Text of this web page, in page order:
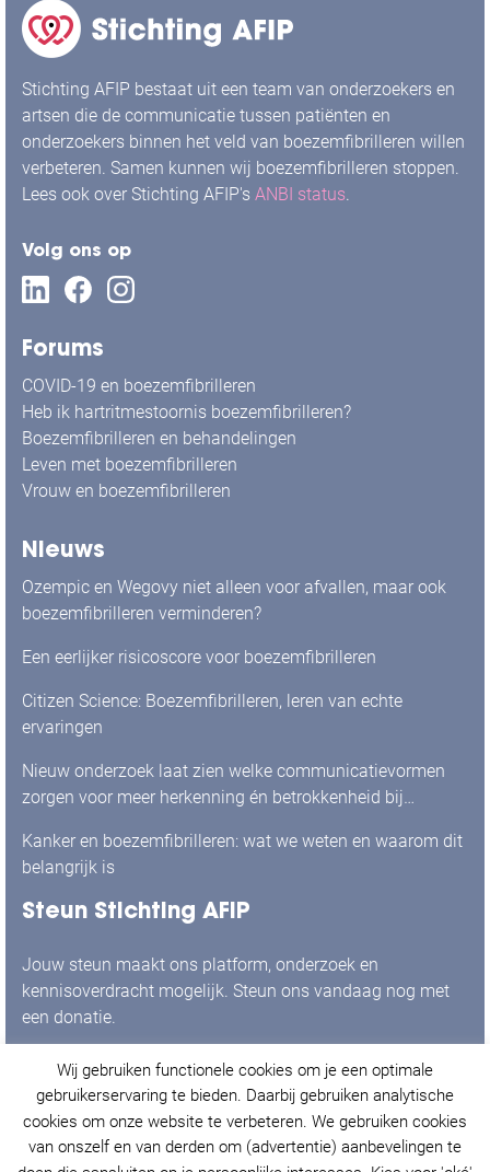
Stichting AFIP bestaat uit een team van onderzoekers en
artsen die de communicatie tussen patiënten en
onderzoekers binnen het veld van boezemfibrilleren willen
verbeteren. Samen kunnen wij boezemfibrilleren stoppen.
Lees ook over Stichting AFIP's ANBI status.
Volg ons op
Forums
COVID-19 en boezemfibrilleren
Heb ik hartritmestoornis boezemfibrilleren?
Boezemfibrilleren en behandelingen
Leven met boezemfibrilleren
Vrouw en boezemfibrilleren
Nieuws
Ozempic en Wegovy niet alleen voor afvallen, maar ook
boezemfibrilleren verminderen?
Een eerlijker risicoscore voor boezemfibrilleren
Citizen Science: Boezemfibrilleren, leren van echte
ervaringen
Nieuw onderzoek laat zien welke communicatievormen
zorgen voor meer herkenning én betrokkenheid bij
Kanker en boezemfibrilleren: wat we weten en waarom dit
belangrijk is
Steun Stichting AFIP
Jouw steun maakt ons platform, onderzoek en
kennisoverdracht mogelijk. Steun ons vandaag nog met
een donatie.
Ja, ik doneer graag!
Wij gebruiken functionele cookies om je een optimale
gebruikerservaring te bieden. Daarbij gebruiken analytische
cookies om onze website te verbeteren. We gebruiken cookies
van onszelf en van derden om (advertentie) aanbevelingen te